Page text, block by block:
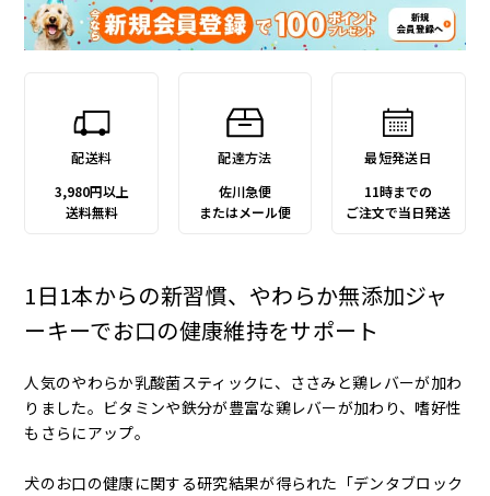
配送料
3,980円以上
送料無料
配達方法
佐川急便
またはメール便
最短発送日
11時までの
ご注文で当日発送
1日1本からの新習慣、やわらか無添加ジャ
ーキーでお口の健康維持をサポート
人気のやわらか乳酸菌スティックに、ささみと鶏レバーが加わ
りました。ビタミンや鉄分が豊富な鶏レバーが加わり、嗜好性
もさらにアップ。
犬のお口の健康に関する研究結果が得られた「デンタブロック